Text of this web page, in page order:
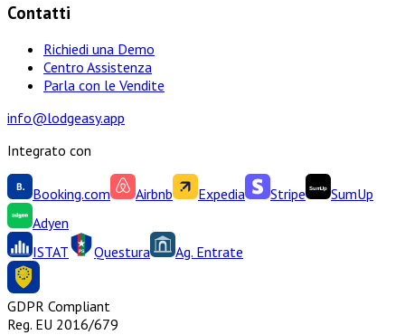
Contatti
Richiedi una Demo
Centro Assistenza
Parla con le Vendite
info@lodgeasy.app
Integrato con
Booking.com Airbnb Expedia Stripe
SumUp
Adyen
ISTAT
Questura Ag. Entrate
GDPR Compliant
Reg. EU 2016/679